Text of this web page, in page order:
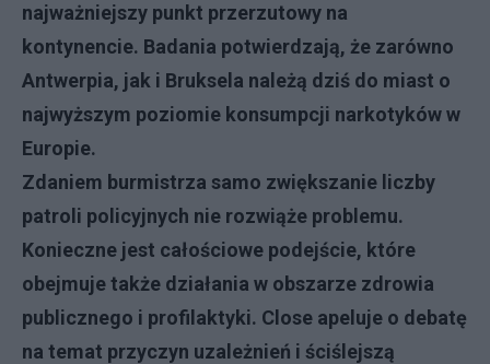
najważniejszy punkt przerzutowy na
kontynencie. Badania potwierdzają, że zarówno
Antwerpia, jak i Bruksela należą dziś do miast o
najwyższym poziomie konsumpcji narkotyków w
Europie.
Zdaniem burmistrza samo zwiększanie liczby
patroli policyjnych nie rozwiąże problemu.
Konieczne jest całościowe podejście, które
obejmuje także działania w obszarze zdrowia
publicznego i profilaktyki. Close apeluje o debatę
na temat przyczyn uzależnień i ściślejszą